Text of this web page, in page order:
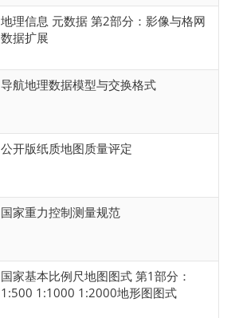
地理信息 元数据 第2部分：影像与格网
数据扩展
导航地理数据模型与交换格式
公开版纸质地图质量评定
国家重力控制测量规范
国家基本比例尺地图图式 第1部分：
1:500 1:1000 1:2000地形图图式